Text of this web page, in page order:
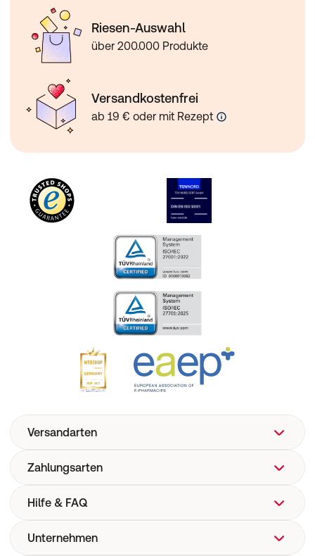
Riesen-Auswahl
über 200.000 Produkte
Versandkostenfrei
ab 19 € oder mit Rezept
Versandarten
Zahlungsarten
Hilfe & FAQ
FAQ
Unternehmen